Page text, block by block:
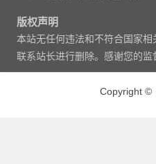
版权声明
本站无任何违法和不符合国家
联系站长进行删除。感谢您的监
Copyright ©